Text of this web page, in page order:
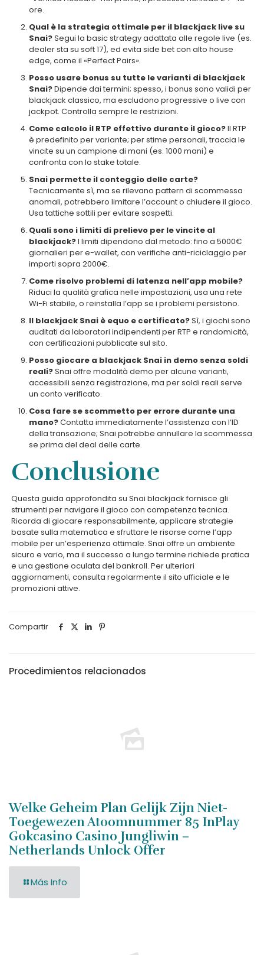
ore.
Qual è la strategia ottimale per il blackjack live su
Snai?Segui la basic strategy adattata alle regole live (es.
dealer sta su soft 17), ed evita side bet con alto house
edge, come il «Perfect Pairs».
Posso usare bonus su tutte le varianti di blackjack
Snai?Dipende dai termini; spesso, i bonus sono validi per
blackjack classico, ma escludono progressive o live con
jackpot. Controlla sempre le restrizioni.
Come calcolo il RTP effettivo durante il gioco?Il RTP
è predefinito per variante; per stime personali, traccia le
vincite su un campione di mani (es. 1000 mani) e
confronta con lo stake totale.
Snai permette il conteggio delle carte?
Tecnicamente sì, ma se rilevano pattern di scommessa
anomali, potrebbero limitare l’account o chiudere il gioco.
Usa tattiche sottili per evitare sospetti.
Quali sono i limiti di prelievo per le vincite al
blackjack?I limiti dipendono dal metodo: fino a 5000€
giornalieri per e-wallet, con verifiche anti-riciclaggio per
importi sopra 2000€.
Come risolvo problemi di latenza nell’app mobile?
Riduci la qualità grafica nelle impostazioni, usa una rete
Wi-Fi stabile, o reinstalla l’app se i problemi persistono.
Il blackjack Snai è equo e certificato?Sì, i giochi sono
auditati da laboratori indipendenti per RTP e randomicità,
con certificazioni pubblicate sul sito.
Posso giocare a blackjack Snai in demo senza soldi
reali?Snai offre modalità demo per alcune varianti,
accessibili senza registrazione, ma per soldi reali serve
un conto verificato.
Cosa fare se scommetto per errore durante una
mano?Contatta immediatamente l’assistenza con l’ID
della transazione; Snai potrebbe annullare la scommessa
se prima del deal delle carte.
Conclusione
Questa guida approfondita su Snai blackjack fornisce gli
strumenti per navigare il gioco con competenza tecnica.
Ricorda di giocare responsabilmente, applicare strategie
basate sulla matematica e sfruttare le risorse come l’app
mobile per un’esperienza ottimale. Snai offre un ambiente
sicuro e vario, ma il successo a lungo termine richiede pratica
e una gestione oculata del bankroll. Per ulteriori
aggiornamenti, consulta regolarmente il sito ufficiale e le
promozioni attive.
Compartir
Procedimientos relacionados
Welke Geheim Plan Gelijk Zijn Niet-
Toegewezen Atoomnummer 85 InPlay
Gokcasino Casino Jungliwin –
Netherlands Unlock Offer
Más Info